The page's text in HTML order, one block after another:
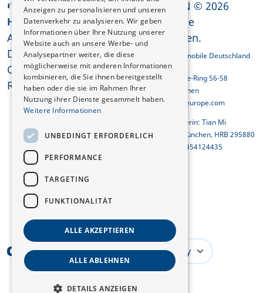
Rechtliche
Hinweise
AGB
Datenschutzerklärung
Cookies
REACH-Konformität
CHANGAN © 2026
Alle Rechte
vorbehalten.
Changan Automobile Deutschland
GmbH
Georg-Brauchle-Ring 56-58
D-80992 München
info@changaneurope.com
Geschäftsführerin: Tian Mi
Amtsgericht München, HRB 295880
Ust-ID-Nr.: DE454124435
Germany
Anzeigen zu personalisieren und unseren
Datenverkehr zu analysieren. Wir geben
Informationen über Ihre Nutzung unserer
Website auch an unsere Werbe- und
Analysepartner weiter, die diese
möglicherweise mit anderen Informationen
kombinieren, die Sie ihnen bereitgestellt
haben oder die sie im Rahmen Ihrer
Nutzung ihrer Dienste gesammelt haben.
Weitere Informationen
UNBEDINGT ERFORDERLICH
PERFORMANCE
TARGETING
FUNKTIONALITÄT
ALLE AKZEPTIEREN
ALLE ABLEHNEN
DETAILS ANZEIGEN